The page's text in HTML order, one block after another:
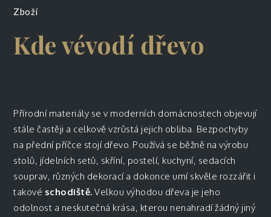
Zboží
Kde vévodí dřevo
Přírodní materiály se v moderních domácnostech objevují
stále častěji a celkově vzrůstá jejich obliba. Bezpochyby
na přední příčce stojí dřevo. Používá se běžně na výrobu
stolů, jídelních setů, skříní, postelí, kuchyní, sedacích
souprav, různých dekorací a dokonce umí skvěle rozzářit i
takové schodiště. Velkou výhodou dřeva je jeho
odolnost a neskutečná krása, kterou nenahradí žádný jiný